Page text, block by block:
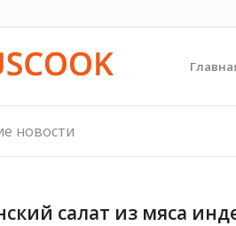
новости
салат из мяса